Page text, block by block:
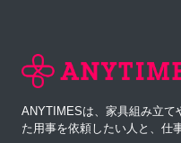
ANYTIMESは、家具組み立て
た用事を依頼したい人と、仕